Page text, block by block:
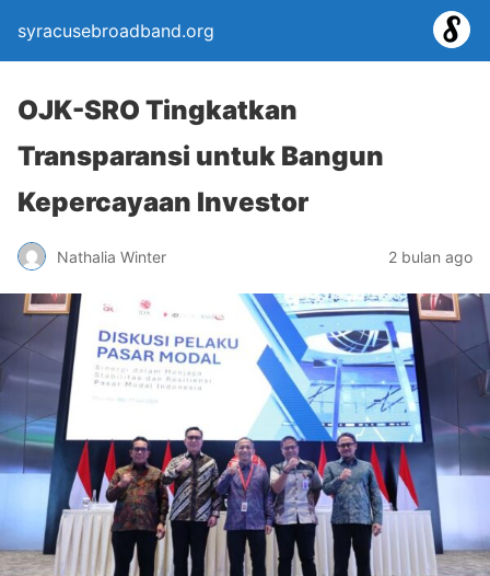
syracusebroadband.org
OJK-SRO Tingkatkan
Transparansi untuk Bangun
Kepercayaan Investor
Nathalia Winter 2 bulan ago